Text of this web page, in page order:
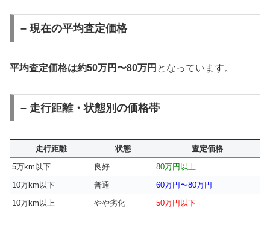
– 現在の平均査定価格
平均査定価格は約50万円〜80万円 となっています。
– 走行距離・状態別の価格帯
走行距離 状態
査定価格
5万km以下
良好
80万円以上
10万km以下
普通
60万円〜80万円
10万km以上
やや劣化 50万円以下